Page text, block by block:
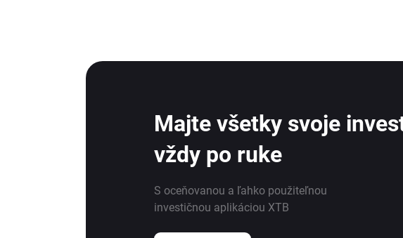
Majte všetky svoje
vždy po ruke
S oceňovanou a ľahko použiteľnou
investičnou aplikáciou XTB